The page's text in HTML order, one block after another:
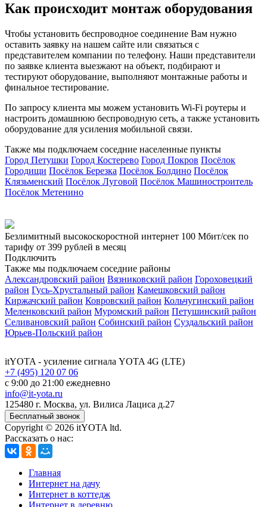
Как происходит монтаж оборудования
Чтобы установить беспроводное соединение Вам нужно
оставить заявку на нашем сайте или связаться с
представителем компании по телефону. Наши представители
по заявке клиента выезжают на объект, подбирают и
тестируют оборудование, выполняют монтажные работы и
финальное тестирование.
По запросу клиента мы можем установить Wi-Fi роутеры и
настроить домашнюю беспроводную сеть, а также установить
оборудование для усиления мобильной связи.
Также мы подключаем соседние населенные пункты
Город Петушки Город Костерево Город Покров Посёлок
Городищи Посёлок Березка Посёлок Болдино Посёлок
Клязьменский Посёлок Луговой Посёлок Машиностроитель
Посёлок Метенино
Безлимитный высокоскоростной интернет 100 Мбит/сек по
тарифу от 399 рублей в месяц
Подключить
Также мы подключаем соседние районы
Александровский район Вязниковский район Гороховецкий
район Гусь-Хрустальный район Камешковский район
Киржачский район Ковровский район Кольчугинский район
Меленковский район Муромский район Петушинский район
Селивановский район Собинский район Суздальский район
Юрьев-Польский район
itYOTA - усиление сигнала YOTA 4G (LTE)
+7 (495) 120 07 06
с 9:00 до 21:00 ежедневно
info@it-yota.ru
125480 г. Москва, ул. Вилиса Лациса д.27
Бесплатный звонок
Copyright © 2026 itYOTA ltd.
Рассказать о нас:
Главная
Интернет на дачу
Интернет в коттедж